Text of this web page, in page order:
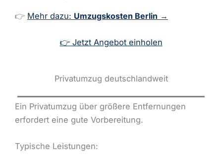
👉 Mehr dazu: Umzugskosten Berlin →
👉 Jetzt Angebot einholen
Privatumzug deutschlandweit
Ein Privatumzug über größere Entfernungen
erfordert eine gute Vorbereitung.
Typische Leistungen: